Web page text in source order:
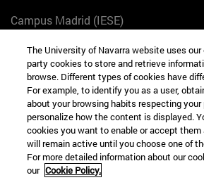
Campus Madrid (IESE)
+34 912 11 30 00
Campus Nueva York (IESE)
165 W 57th St 10019-2201 Nueva
+1 646 346 8850
Campus Munich (IESE)
The University of Navarra website uses our
party cookies to store and retrieve
browse. Different types of cookies have
For example, to identify you as a user,
about your browsing habits respecting your
personalize how the content is displayed.
cookies you want to enable or accept them
will remain active until you choose one of
For more detailed information about our
our Cookie Policy.